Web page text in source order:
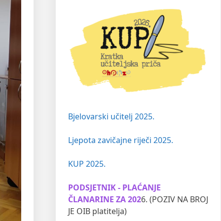
Bjelovarski učitelj 2025.
Ljepota zavičajne riječi 2025.
KUP 2025.
PODSJETNIK - PLAĆANJE
ČLANARINE ZA 2026. (POZIV NA BROJ
JE OIB platitelja)